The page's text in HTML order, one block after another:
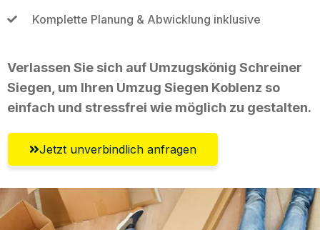
Komplette Planung & Abwicklung inklusive
Verlassen Sie sich auf Umzugskönig Schreiner
Siegen, um Ihren Umzug Siegen Koblenz so
einfach und stressfrei wie möglich zu gestalten.
Jetzt unverbindlich anfragen